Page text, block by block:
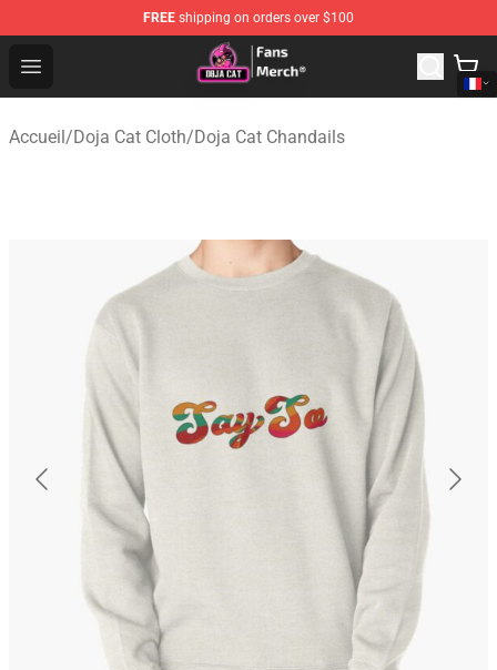
FREE shipping on orders over $100
Open menu
Doja Cat Store - Official Doja Cat Merchandise Shop
Accueil/Doja Cat Cloth/Doja Cat Chandails